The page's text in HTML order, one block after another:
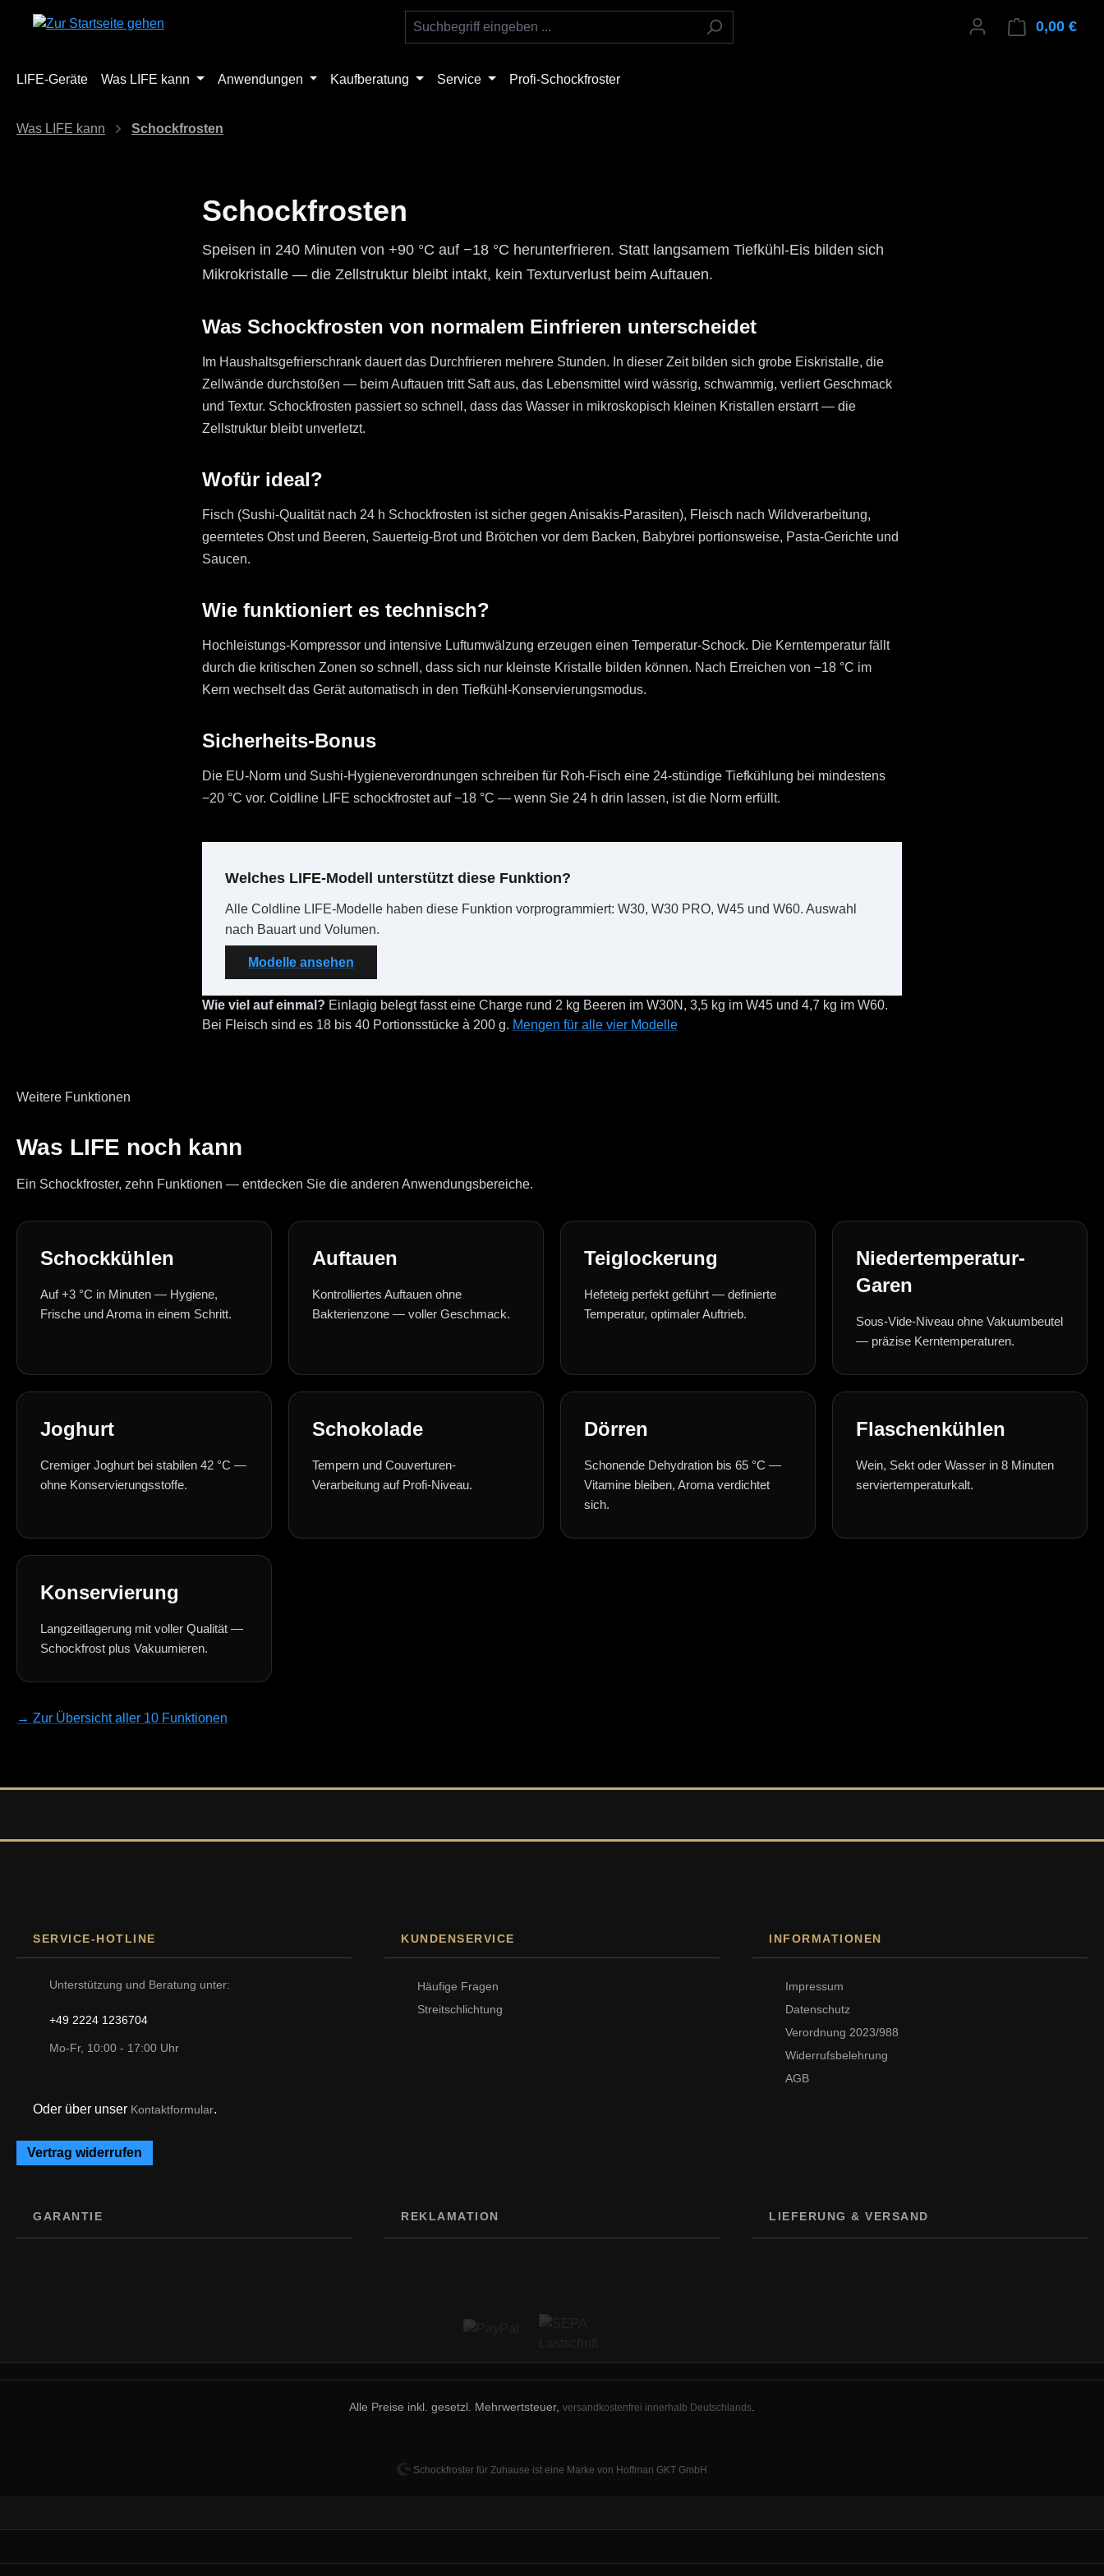
Hauptinhalt springen
Zur Suche springen
Zur Hauptnavigation springen 0,00 €
LIFE-Geräte Was LIFE kann Anwendungen Kaufberatung Service Profi-Schockfroster
Was LIFE kann Schockfrosten
Schockfrosten
Speisen in 240 Minuten von +90 °C auf −18 °C herunterfrieren. Statt langsamem Tiefkühl-Eis bilden sich
Mikrokristalle — die Zellstruktur bleibt intakt, kein Texturverlust beim Auftauen.
Was Schockfrosten von normalem Einfrieren unterscheidet
Im Haushaltsgefrierschrank dauert das Durchfrieren mehrere Stunden. In dieser Zeit bilden sich grobe Eiskristalle, die
Zellwände durchstoßen — beim Auftauen tritt Saft aus, das Lebensmittel wird wässrig, schwammig, verliert Geschmack
und Textur. Schockfrosten passiert so schnell, dass das Wasser in mikroskopisch kleinen Kristallen erstarrt — die
Zellstruktur bleibt unverletzt.
Wofür ideal?
Fisch (Sushi-Qualität nach 24 h Schockfrosten ist sicher gegen Anisakis-Parasiten), Fleisch nach Wildverarbeitung,
geerntetes Obst und Beeren, Sauerteig-Brot und Brötchen vor dem Backen, Babybrei portionsweise, Pasta-Gerichte und
Saucen.
Wie funktioniert es technisch?
Hochleistungs-Kompressor und intensive Luftumwälzung erzeugen einen Temperatur-Schock. Die Kerntemperatur fällt
durch die kritischen Zonen so schnell, dass sich nur kleinste Kristalle bilden können. Nach Erreichen von −18 °C im
Kern wechselt das Gerät automatisch in den Tiefkühl-Konservierungsmodus.
Sicherheits-Bonus
Die EU-Norm und Sushi-Hygieneverordnungen schreiben für Roh-Fisch eine 24-stündige Tiefkühlung bei mindestens
−20 °C vor. Coldline LIFE schockfrostet auf −18 °C — wenn Sie 24 h drin lassen, ist die Norm erfüllt.
Welches LIFE-Modell unterstützt diese Funktion?
Alle Coldline LIFE-Modelle haben diese Funktion vorprogrammiert: W30, W30 PRO, W45 und W60. Auswahl
nach Bauart und Volumen.
Modelle ansehen
Wie viel auf einmal? Einlagig belegt fasst eine Charge rund 2 kg Beeren im W30N, 3,5 kg im W45 und 4,7 kg im W60.
Bei Fleisch sind es 18 bis 40 Portionsstücke à 200 g. Mengen für alle vier Modelle
Weitere Funktionen
Was LIFE noch kann
Ein Schockfroster, zehn Funktionen — entdecken Sie die anderen Anwendungsbereiche.
Schockkühlen
Auf +3 °C in Minuten — Hygiene,
Frische und Aroma in einem Schritt.
Auftauen
Kontrolliertes Auftauen ohne
Bakterienzone — voller Geschmack.
Teiglockerung
Hefeteig perfekt geführt — definierte
Temperatur, optimaler Auftrieb.
Niedertemperatur-
Garen
Sous-Vide-Niveau ohne Vakuumbeutel
— präzise Kerntemperaturen.
Joghurt
Cremiger Joghurt bei stabilen 42 °C —
ohne Konservierungsstoffe.
Schokolade
Tempern und Couverturen-
Verarbeitung auf Profi-Niveau.
Dörren
Schonende Dehydration bis 65 °C —
Vitamine bleiben, Aroma verdichtet
sich.
Flaschenkühlen
Wein, Sekt oder Wasser in 8 Minuten
serviertemperaturkalt.
Konservierung
Langzeitlagerung mit voller Qualität —
Schockfrost plus Vakuumieren.
→ Zur Übersicht aller 10 Funktionen
SERVICE-HOTLINE
Unterstützung und Beratung unter:
+49 2224 1236704
Mo-Fr, 10:00 - 17:00 Uhr
Oder über unser Kontaktformular.
Vertrag widerrufen
KUNDENSERVICE
Häufige Fragen
Streitschlichtung
INFORMATIONEN
Impressum
Datenschutz
Verordnung 2023/988
Widerrufsbelehrung
AGB
GARANTIE REKLAMATION LIEFERUNG & VERSAND
Alle Preise inkl. gesetzl. Mehrwertsteuer, versandkostenfrei innerhalb Deutschlands
Schockfroster für Zuhause ist eine Marke von Hoffman GKT GmbH